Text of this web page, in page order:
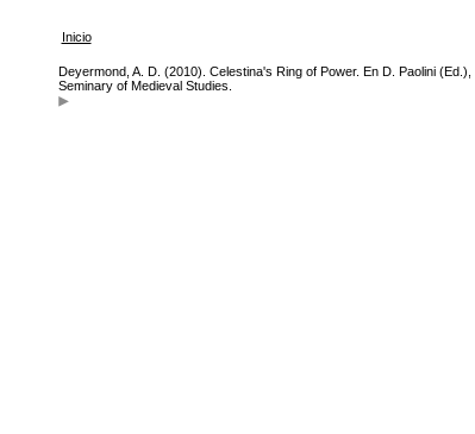
Inicio
Deyermond, A. D. (2010). Celestina's Ring of Power. En D. Paolini (Ed.),
Seminary of Medieval Studies.